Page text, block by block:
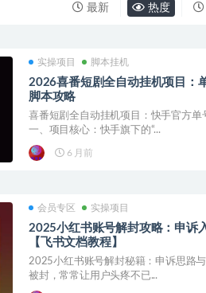
最新 热度
实操项目 脚本挂机
2026喜番短剧全自动挂机项目：
脚本攻略
喜番短剧全自动挂机项目：快手官方
一、项目核心：快手旗下的“...
6 月前
会员专区 实操项目
2025小红书账号解封攻略：申诉
【飞书文档教程】
2025小红书账号解封秘籍：申诉思路
被封，常常让用户头疼不已...